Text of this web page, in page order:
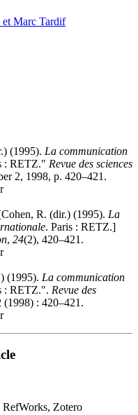
et Marc Tardif
(1995). La communication
: RETZ." Revue des sciences
2, 1998, p. 420–421.
R. (dir.) (1995). La
. Paris : RETZ.]
, 24(2), 420–421.
(1995). La communication
: RETZ.". Revue des
(1998) : 420–421.
RefWorks, Zotero